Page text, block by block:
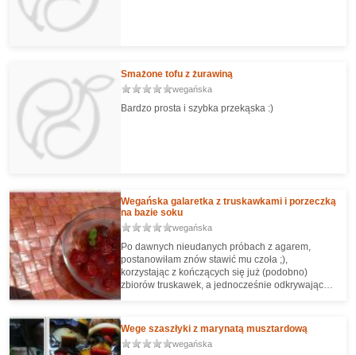
Smażone tofu z żurawiną
wegańska
Bardzo prosta i szybka przekąska :)
Wegańska galaretka z truskawkami i porzeczką
na bazie soku
wegańska
Po dawnych nieudanych próbach z agarem,
postanowiłam znów stawić mu czoła ;),
korzystając z kończących się już (podobno)
zbiorów truskawek, a jednocześnie odkrywając
/naturalnego barwnika z wyciągu z owadów/, a
pojawiła się czarna marchew). Swoją drogą
polecam, z lodem smakuje jak domowy kompot :)
Wege szaszłyki z marynatą musztardową
wegańska